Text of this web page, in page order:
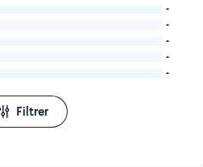
-
-
-
-
-
Filtrer